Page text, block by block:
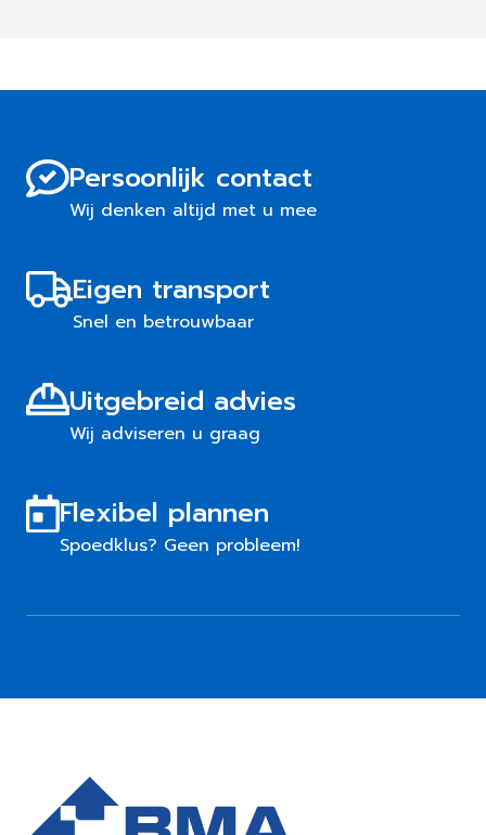
Persoonlijk contact
Wij denken altijd met u mee
Eigen transport
Snel en betrouwbaar
Uitgebreid advies
Wij adviseren u graag
Flexibel plannen
Spoedklus? Geen probleem!